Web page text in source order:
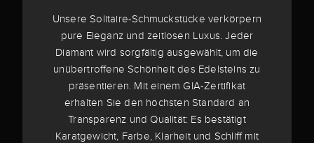
Unsere Solitaire-Schmuckstücke verkörpern
pure Eleganz und zeitlosen Luxus. Jeder
Diamant wird sorgfältig ausgewählt, um die
unübertroffene Schönheit des Edelsteins zu
präsentieren. Mit einem GIA-Zertifikat
erhalten Sie den höchsten Standard an
Transparenz und Qualität: Es bestätigt
Karatgewicht, Farbe, Klarheit und Schliff mit